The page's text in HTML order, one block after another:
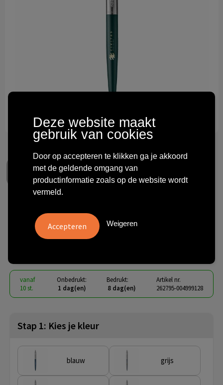
Parker Jotter XL Balpen -
blauwe inkt
vanaf
10 st.
Onbedrukt:
1 dag(en)
Bedrukt:
8 dag(en)
Artikel nr.
262795-004999128
Stap 1: Kies je kleur
blauw grijs
Deze website maakt
gebruik van cookies
Door op accepteren te klikken ga je akkoord
met de geldende omgang van
productinformatie zoals op de website wordt
vermeld.
Weigeren